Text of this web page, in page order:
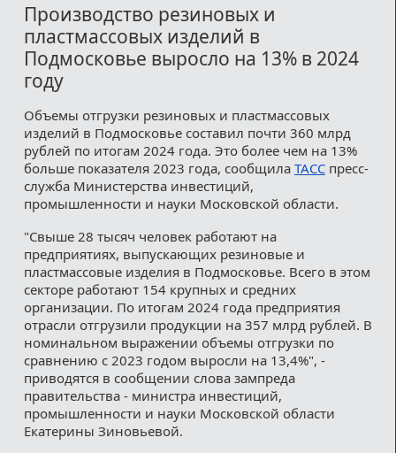
Пользовательское соглашение
Медиакит
Производство резиновых и
пластмассовых изделий в
Подмосковье выросло на 13% в 2024
году
Объемы отгрузки резиновых и пластмассовых
изделий в Подмосковье составил почти 360 млрд
рублей по итогам 2024 года. Это более чем на 13%
больше показателя 2023 года, сообщила ТАССпресс-
служба Министерства инвестиций,
промышленности и науки Московской области.
"Свыше 28 тысяч человек работают на
предприятиях, выпускающих резиновые и
пластмассовые изделия в Подмосковье. Всего в этом
секторе работают 154 крупных и средних
организации. По итогам 2024 года предприятия
отрасли отгрузили продукции на 357 млрд рублей. В
номинальном выражении объемы отгрузки по
сравнению с 2023 годом выросли на 13,4%", -
приводятся в сообщении слова зампреда
правительства - министра инвестиций,
промышленности и науки Московской области
Екатерины Зиновьевой.